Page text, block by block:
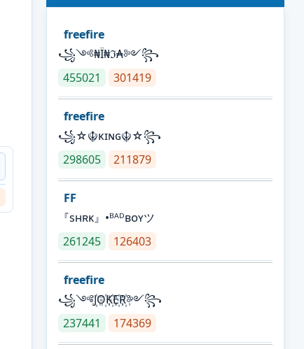
freefire
꧁༺₦Ї₦ℑ₳༻꧂
455021
301419
freefire
꧁☆☬κɪɴɢ☬☆꧂
298605
211879
FF
『sʜʀᴋ』•ᴮᴬᴰʙᴏʏツ
261245
126403
freefire
꧁༺J꙰O꙰K꙰E꙰R꙰༻꧂
237441
174369